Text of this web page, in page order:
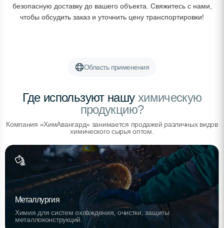
безопасную доставку до вашего объекта. Свяжитесь с нами,
чтобы обсудить заказ и уточнить цену транспортировки!
Область применения
Где используют нашухимическую
продукцию?
Компания «ХимАвангард» занимается продажей различных видов
химического сырья оптом.
Металлургия
Химия для систем охлаждения, очистки, защиты
металлоконструкций.